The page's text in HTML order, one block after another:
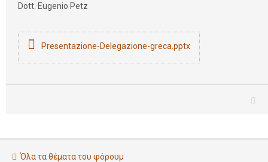
Dott. Eugenio Petz
Presentazione-Delegazione-greca.pptx
Όλα τα θέματα του φόρουμ